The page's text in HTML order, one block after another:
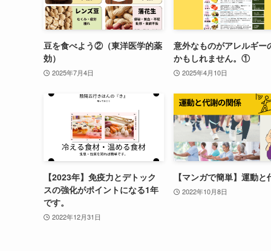
豆を食べよう②（東洋医学的薬
効）
2025年7月4日
意外なものがアレルギー
かもしれません。①
2025年4月10日
【2023年】免疫力とデトック
スの強化がポイントになる1年
です。
2022年12月31日
【マンガで簡単】運動と
2022年10月8日